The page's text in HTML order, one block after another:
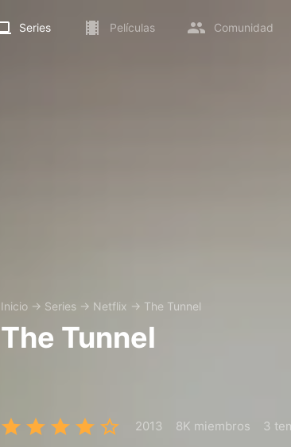
Series Películas Comunidad
Inicio → Series → Netflix → The Tunnel
The Tunnel
2013 8K miembros 3